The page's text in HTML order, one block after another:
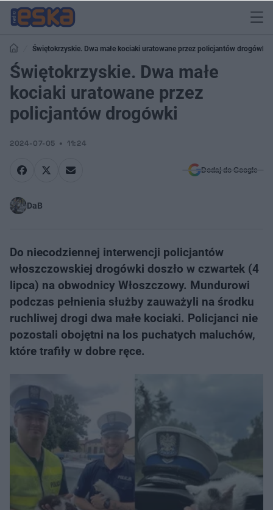
Świętokrzyskie. Dwa małe kociaki uratowane przez policjantów drogówki
Świętokrzyskie. Dwa małe
kociaki uratowane przez
policjantów drogówki
2024-07-05 11:24
Dodaj do Google
DaB
Do niecodziennej interwencji policjantów
włoszczowskiej drogówki doszło w czwartek (4
lipca) na obwodnicy Włoszczowy. Mundurowi
podczas pełnienia służby zauważyli na środku
ruchliwej drogi dwa małe kociaki. Policjanci nie
pozostali obojętni na los puchatych maluchów,
które trafiły w dobre ręce.